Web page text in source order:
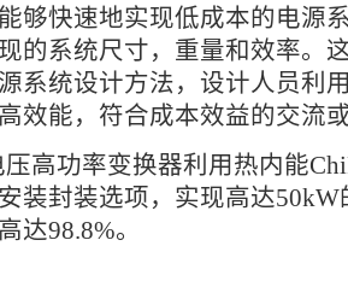
够快速地实现低成本的电源
的系统尺寸，重量和效率。
系统设计方法，设计人员利
效能，符合成本效益的交流
压高功率变换器利用热内能
装封装选项，实现高达50kW
达98.8%。